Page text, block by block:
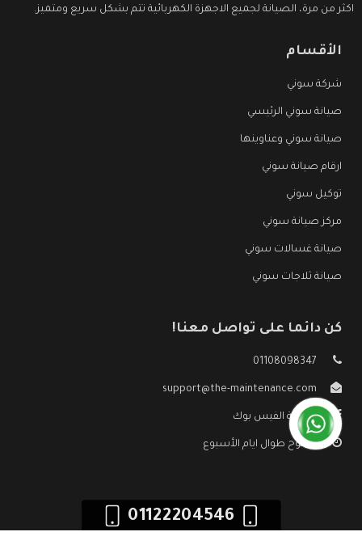
اكثر من مرة، الصيانة لجميع الاجهزة الكهربائية تتم بشكل سريع ومتميز.
الأقسام
شركة سوني
صيانة سوني الرئيسي
صيانة سوني وعناوينها
ارقام صيانة سوني
توكيل سوني
مركز صيانة سوني
صيانة غسالات سوني
صيانة ثلاجات سوني
كن دائما على تواصل معنا!
01108098347
support@the-maintenance.com
صفحة الفيس بوك
مفتوح طوال ايام الأسبوع
01122204546